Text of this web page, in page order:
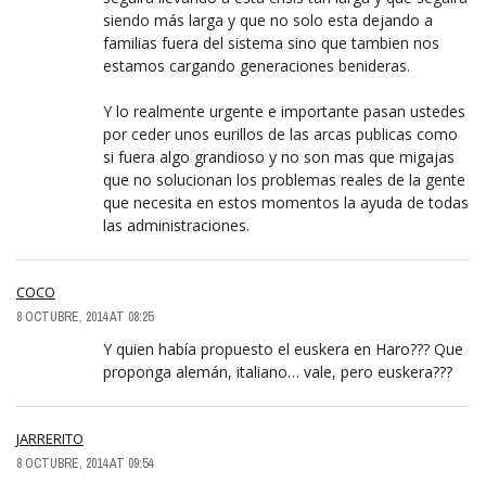
siendo más larga y que no solo esta dejando a
familias fuera del sistema sino que tambien nos
estamos cargando generaciones benideras.
Y lo realmente urgente e importante pasan ustedes
por ceder unos eurillos de las arcas publicas como
si fuera algo grandioso y no son mas que migajas
que no solucionan los problemas reales de la gente
que necesita en estos momentos la ayuda de todas
las administraciones.
COCO
8 OCTUBRE, 2014 AT 08:25
Y quien había propuesto el euskera en Haro??? Que
proponga alemán, italiano… vale, pero euskera???
JARRERITO
8 OCTUBRE, 2014 AT 09:54